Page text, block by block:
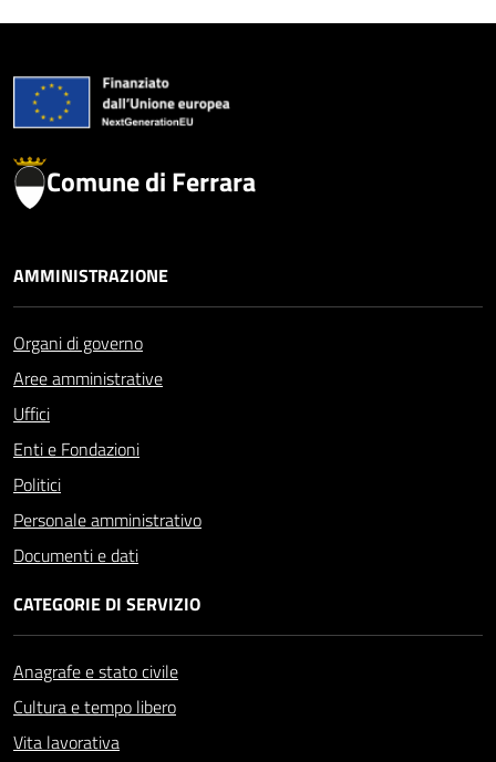
Comune di Ferrara
AMMINISTRAZIONE
Organi di governo
Aree amministrative
Uffici
Enti e Fondazioni
Politici
Personale amministrativo
Documenti e dati
CATEGORIE DI SERVIZIO
Anagrafe e stato civile
Cultura e tempo libero
Vita lavorativa